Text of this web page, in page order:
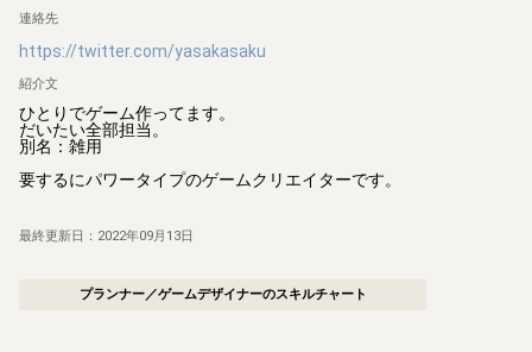
連絡先
https://twitter.com/yasakasaku
紹介文
ひとりでゲーム作ってます。
だいたい全部担当。
別名：雑用
要するにパワータイプのゲームクリエイターです。
最終更新日： 2022年09月13日
プランナー／ゲームデザイナーのスキルチャート